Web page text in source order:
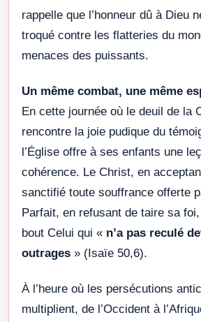
rappelle que l’honneur dû à Dieu
troqué contre les flatteries du
menaces des puissants.
Un même combat, une même
En cette journée où le deuil de la
rencontre la joie pudique du
l’Église offre à ses enfants une
cohérence. Le Christ, en
sanctifié toute souffrance offerte
Parfait, en refusant de taire sa
bout Celui qui « n’a pas reculé
outrages » (Isaïe 50,6).
À l’heure où les persécutions
multiplient, de l’Occident à